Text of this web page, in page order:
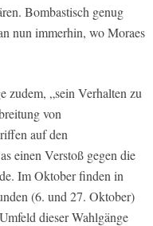
Bombastisch genug
nun immerhin, wo Moraes
zudem, „sein Verhalten zu
von
auf den
einen Verstoß gegen die
Im Oktober finden in
(6. und 27. Oktober)
dieser Wahlgänge